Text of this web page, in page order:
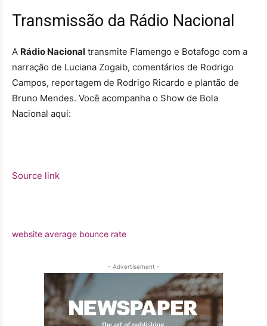
Transmissão da Rádio Nacional
A Rádio Nacional transmite Flamengo e Botafogo com a
narração de Luciana Zogaib, comentários de Rodrigo
Campos, reportagem de Rodrigo Ricardo e plantão de
Bruno Mendes. Você acompanha o Show de Bola
Nacional aqui:
Source link
website average bounce rate
- Advertisement -